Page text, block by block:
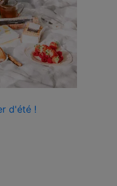
d'été !